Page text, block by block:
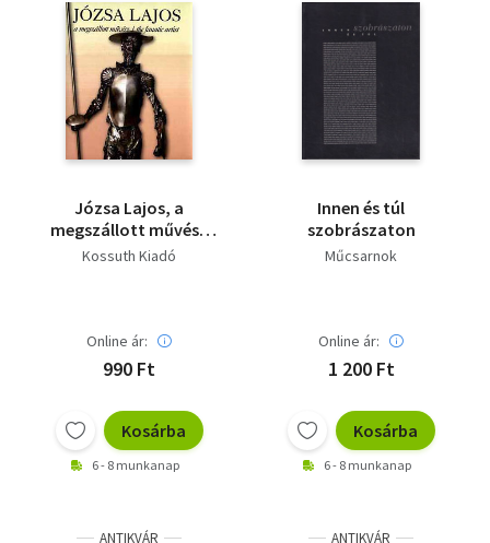
Józsa Lajos, a
megszállott művész
/magyar - angol/
Kossuth Kiadó
Online ár:
990 Ft
Kosárba
6 - 8 munkanap
Innen és túl
szobrászaton
Műcsarnok
Online ár:
1 200 Ft
Kosárba
6 - 8 munkanap
ANTIKVÁR ANTIKVÁR